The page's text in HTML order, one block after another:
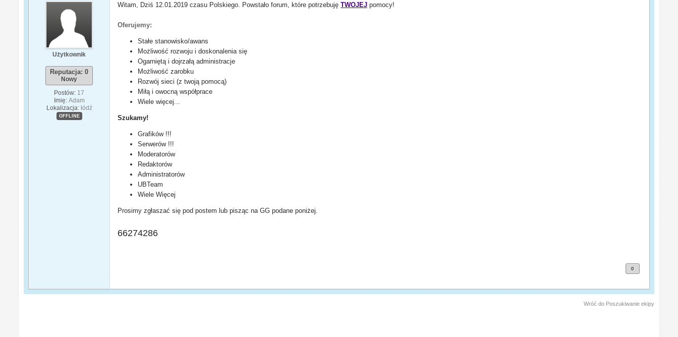
Użytkownik
Reputacja: 0
Nowy
Postów: 17
Imię: Adam
Lokalizacja: łódź
OFFLINE
Witam, Dziś 12.01.2019 czasu Polskiego. Powstało forum, które potrzebujęTWOJEJ pomocy!
Oferujemy:
Stałe stanowisko/awans
Możliwość rozwoju i doskonalenia się
Ogarniętą i dojrzałą administracje
Możliwość zarobku
Rozwój sieci (z twoją pomocą)
Miłą i owocną współprace
Wiele więcej...
Szukamy!
Grafików !!!
Serwerów !!!
Moderatorów
Redaktorów
Administratorów
UBTeam
Wiele Więcej
Prosimy zgłaszać się pod postem lub pisząc na GG podane poniżej.
66274286
0
Wróć do Poszukiwanie ekipy